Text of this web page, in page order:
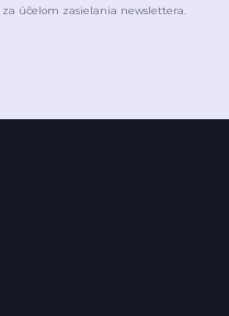
za účelom zasielania newslettera.